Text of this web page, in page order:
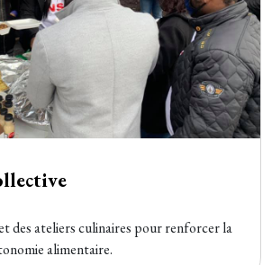
des ateliers culinaires pour renforcer la
alimentaire.